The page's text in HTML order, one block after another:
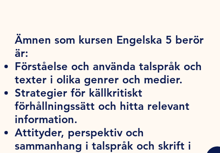
Ämnen som kursen Engelska 5 berör
är:
Förståelse och använda talspråk och
texter i olika genrer och medier.
Strategier för källkritiskt
förhållningssätt och hitta relevant
information.
Attityder, perspektiv och
sammanhang i talspråk och skrift i